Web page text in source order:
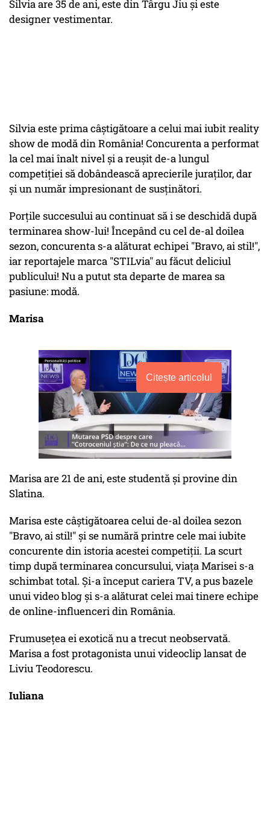
Silvia are 35 de ani, este din Târgu Jiu și este
designer vestimentar.
Silvia este prima câștigătoare a celui mai iubit reality
show de modă din România! Concurenta a performat
la cel mai înalt nivel și a reușit de-a lungul
competiției să dobândească aprecierile juraților, dar
și un număr impresionant de susținători.
Porțile succesului au continuat să i se deschidă după
terminarea show-lui! Începând cu cel de-al doilea
sezon, concurenta s-a alăturat echipei "Bravo, ai stil!",
iar reportajele marca "STILvia" au făcut deliciul
publicului! Nu a putut sta departe de marea sa
pasiune: modă.
Marisa
Citește articolul
Marisa are 21 de ani, este studentă și provine din
Slatina.
Marisa este câștigătoarea celui de-al doilea sezon
"Bravo, ai stil!" și se numără printre cele mai iubite
concurente din istoria acestei competiții. La scurt
timp după terminarea concursului, viața Marisei s-a
schimbat total. Și-a început cariera TV, a pus bazele
unui video blog și s-a alăturat celei mai tinere echipe
de online-influenceri din România.
Frumusețea ei exotică nu a trecut neobservată.
Marisa a fost protagonista unui videoclip lansat de
Liviu Teodorescu.
Iuliana